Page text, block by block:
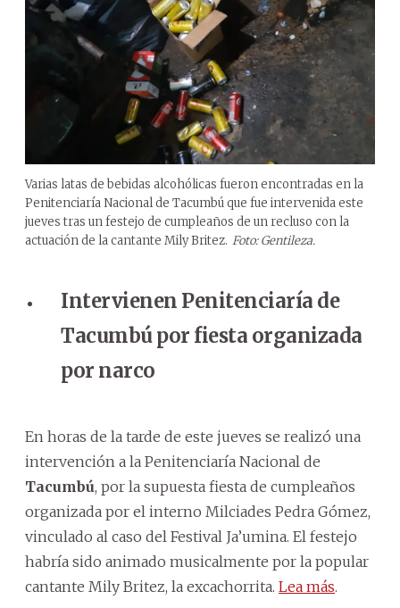
Varias latas de bebidas alcohólicas fueron encontradas en la
Penitenciaría Nacional de Tacumbú que fue intervenida este
jueves tras un festejo de cumpleaños de un recluso con la
actuación de la cantante Mily Britez. Foto: Gentileza.
Intervienen Penitenciaría de
Tacumbú por fiesta organizada
por narco
En horas de la tarde de este jueves se realizó una
intervención a la Penitenciaría Nacional de
Tacumbú, por la supuesta fiesta de cumpleaños
organizada por el interno Milciades Pedra Gómez,
vinculado al caso del Festival Ja’umina. El festejo
habría sido animado musicalmente por la popular
cantante Mily Britez, la excachorrita. Lea más.